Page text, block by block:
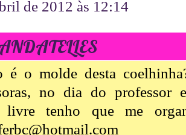
de 2012 às 12:14
é o molde desta
no dia do professor
livre tenho que me